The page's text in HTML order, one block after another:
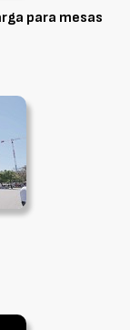
para mesas